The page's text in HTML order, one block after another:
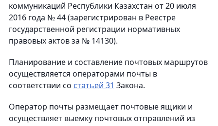
коммуникаций Республики Казахстан от 20 июля
2016 года № 44 (зарегистрирован в Реестре
государственной регистрации нормативных
правовых актов за № 14130).
Планирование и составление почтовых маршрутов
осуществляется операторами почты в
соответствии со статьей 31 Закона.
Оператор почты размещает почтовые ящики и
осуществляет выемку почтовых отправлений из